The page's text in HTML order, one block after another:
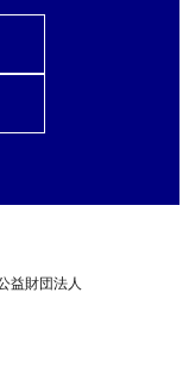
益財団法人